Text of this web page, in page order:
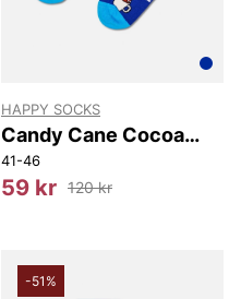
HAPPY SOCKS
Candy Cane Cocoa
Sock
41-46
59 kr 120 kr
-51%